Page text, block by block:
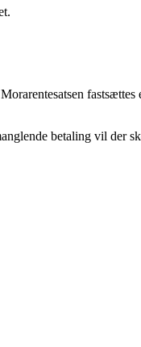
fastsættes
betaling vil der